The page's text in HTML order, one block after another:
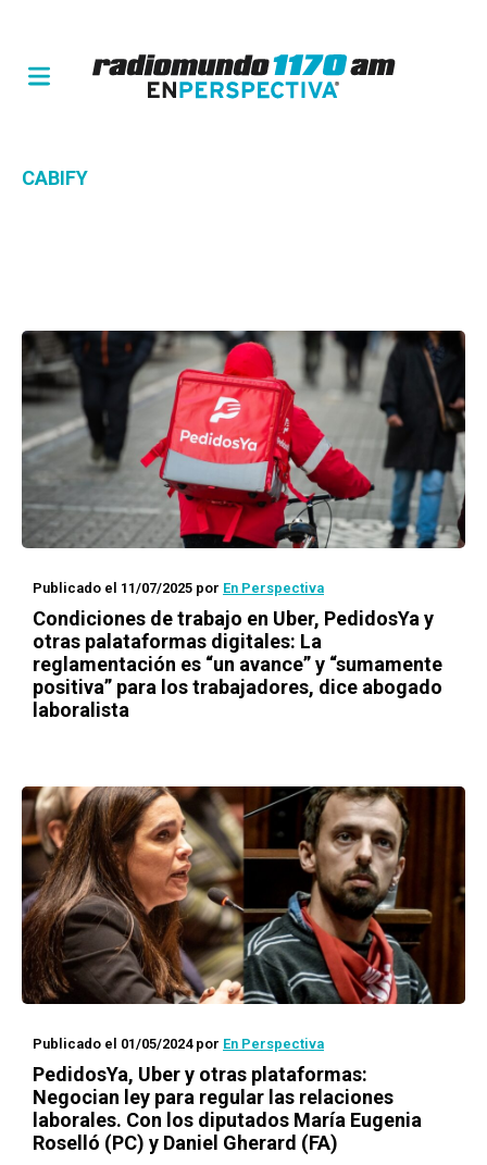
CABIFY
Publicado el 11/07/2025 por En Perspectiva
Condiciones de trabajo en Uber, PedidosYa y
otras palataformas digitales: La
reglamentación es “un avance” y “sumamente
positiva” para los trabajadores, dice abogado
laboralista
Publicado el 01/05/2024por En Perspectiva
PedidosYa, Uber y otras plataformas:
Negocian ley para regular las relaciones
laborales. Con los diputados María Eugenia
Roselló (PC) y Daniel Gherard (FA)